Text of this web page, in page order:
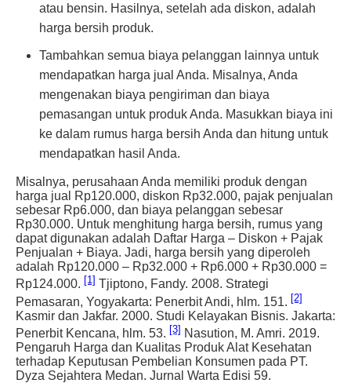
atau bensin. Hasilnya, setelah ada diskon, adalah
harga bersih produk.
Tambahkan semua biaya pelanggan lainnya untuk
mendapatkan harga jual Anda. Misalnya, Anda
mengenakan biaya pengiriman dan biaya
pemasangan untuk produk Anda. Masukkan biaya ini
ke dalam rumus harga bersih Anda dan hitung untuk
mendapatkan hasil Anda.
Misalnya, perusahaan Anda memiliki produk dengan
harga jual Rp120.000, diskon Rp32.000, pajak penjualan
sebesar Rp6.000, dan biaya pelanggan sebesar
Rp30.000. Untuk menghitung harga bersih, rumus yang
dapat digunakan adalah Daftar Harga – Diskon + Pajak
Penjualan + Biaya. Jadi, harga bersih yang diperoleh
adalah Rp120.000 – Rp32.000 + Rp6.000 + Rp30.000 =
Rp124.000. [1] Tjiptono, Fandy. 2008. Strategi
Pemasaran, Yogyakarta: Penerbit Andi, hlm. 151. [2]
Kasmir dan Jakfar. 2000. Studi Kelayakan Bisnis. Jakarta:
Penerbit Kencana, hlm. 53. [3] Nasution, M. Amri. 2019.
Pengaruh Harga dan Kualitas Produk Alat Kesehatan
terhadap Keputusan Pembelian Konsumen pada PT.
Dyza Sejahtera Medan. Jurnal Warta Edisi 59.